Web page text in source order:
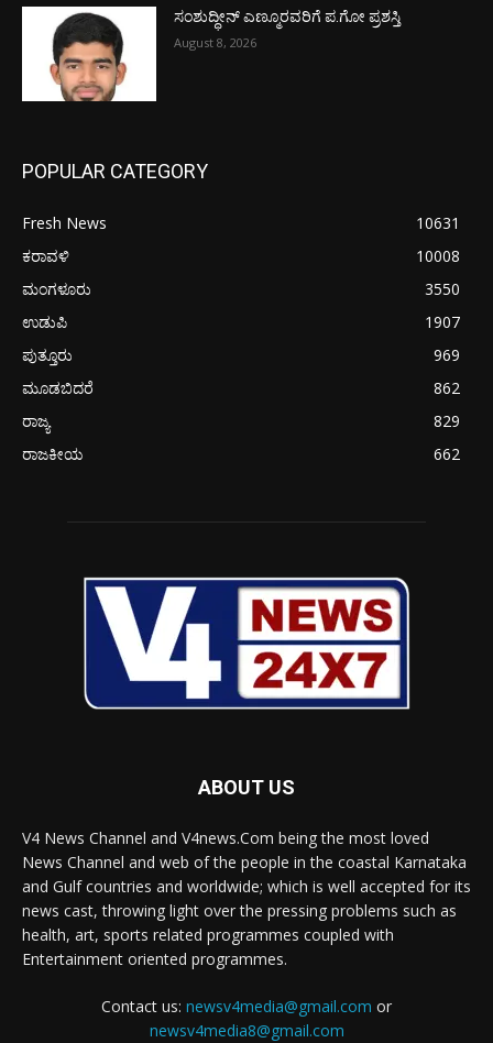
ಸಂಶುದ್ಧೀನ್ ಎಣ್ಮೂರವರಿಗೆ ಪ.ಗೋ ಪ್ರಶಸ್ತಿ
August 8, 2026
POPULAR CATEGORY
Fresh News
10631
ಕರಾವಳಿ
10008
ಮಂಗಳೂರು
3550
ಉಡುಪಿ
1907
ಪುತ್ತೂರು
969
ಮೂಡಬಿದರೆ
862
ರಾಜ್ಯ
829
ರಾಜಕೀಯ
662
ABOUT US
V4 News Channel and V4news.Com being the most loved
News Channel and web of the people in the coastal Karnataka
and Gulf countries and worldwide; which is well accepted for its
news cast, throwing light over the pressing problems such as
health, art, sports related programmes coupled with
Entertainment oriented programmes.
Contact us: newsv4media@gmail.com or
newsv4media8@gmail.com